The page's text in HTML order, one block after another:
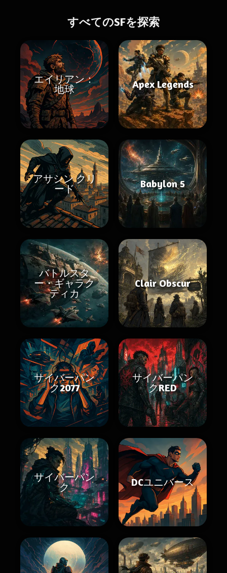
すべてのSFを探索
エイリアン：
地球
Apex Legends
アサシン クリ
ード
Babylon 5
バトルスタ
ー・ギャラク
ティカ
Clair Obscur
サイバーパン
ク2077
サイバーパン
クRED
サイバーパン
ク
DCユニバース